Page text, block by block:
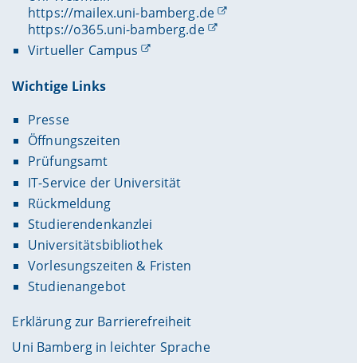
https://mailex.uni-bamberg.de
https://o365.uni-bamberg.de
Virtueller Campus
Wichtige Links
Presse
Öffnungszeiten
Prüfungsamt
IT-Service der Universität
Rückmeldung
Studierendenkanzlei
Universitätsbibliothek
Vorlesungszeiten & Fristen
Studienangebot
Erklärung zur Barrierefreiheit
Uni Bamberg in leichter Sprache